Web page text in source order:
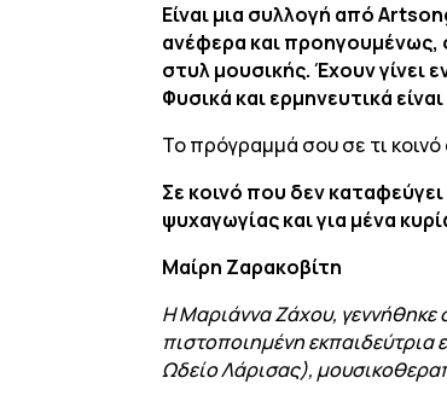
Είναι μια συλλογή από
ανέφερα και προηγουμένως,
στυλ μουσικής. Έχουν
Φυσικά και ερμηνευτικά
Το πρόγραμμά σου σε τι
Σε κοινό που δεν
ψυχαγωγίας και για μένα
Μαίρη Ζαρακοβίτη
Η Μαριάννα Ζάχου, γεννήθηκε
πιστοποιημένη
Ωδείο Λάρισας),